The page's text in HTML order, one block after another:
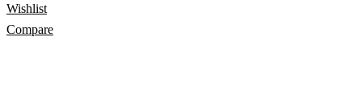
Wishlist
Compare